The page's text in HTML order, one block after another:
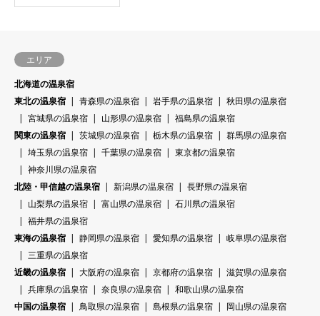
エリア
北海道の温泉宿
東北の温泉宿
青森県の温泉宿 岩手県の温泉宿
秋田県の温泉宿
宮城県の温泉宿
山形県の温泉宿
福島県の温泉宿
関東の温泉宿
茨城県の温泉宿 栃木県の温泉宿
群馬県の温泉宿
埼玉県の温泉宿
千葉県の温泉宿
東京都の温泉宿
神奈川県の温泉宿
北陸・甲信越の温泉宿
新潟県の温泉宿
長野県の温泉宿
山梨県の温泉宿
富山県の温泉宿
石川県の温泉宿
福井県の温泉宿
東海の温泉宿
静岡県の温泉宿 愛知県の温泉宿
岐阜県の温泉宿
三重県の温泉宿
近畿の温泉宿
大阪府の温泉宿 京都府の温泉宿
滋賀県の温泉宿
兵庫県の温泉宿
奈良県の温泉宿
和歌山県の温泉宿
中国の温泉宿
鳥取県の温泉宿 島根県の温泉宿
岡山県の温泉宿